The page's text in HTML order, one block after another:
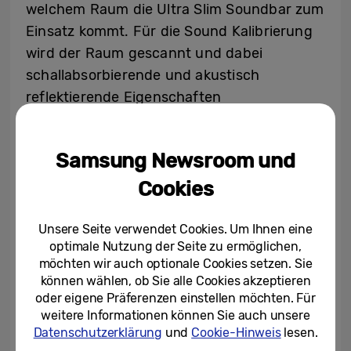
welchem Raum die Ultra Slim Soundbar zum
Einsatz kommt. Für die Sound Kalibrierung
wird der Raum gescannt und dabei
schallabsorbierende und akustisch
reflektierende Eigenschaften
angeschlossenen TV-Modell und der Marke
des TVs. Der Vorgang bei SpaceFit Sound 2
automatisch, das heißt es ist kein
zusätzliches Gerät notwendig.
Harmonisches Design
Der verstärkte Surround Sound sorgt für ein
Samsung Newsroom und
Cookies
Unsere Seite verwendet Cookies. Um Ihnen eine
optimale Nutzung der Seite zu ermöglichen,
möchten wir auch optionale Cookies setzen. Sie
können wählen, ob Sie alle Cookies akzeptieren
oder eigene Präferenzen einstellen möchten. Für
weitere Informationen können Sie auch unsere
Datenschutzerklärung und Cookie-Hinweislesen.